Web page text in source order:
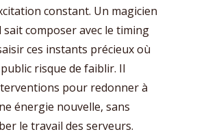
constant. Un magicien
composer avec le timing
ces instants précieux où
risque de faiblir. Il
pour redonner à
énergie nouvelle, sans
le travail des serveurs.